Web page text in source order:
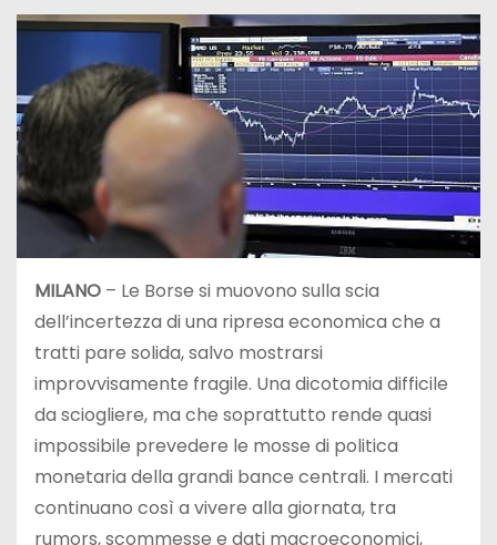
MILANO – Le Borse si muovono sulla scia
dell’incertezza di una ripresa economica che a
tratti pare solida, salvo mostrarsi
improvvisamente fragile. Una dicotomia difficile
da sciogliere, ma che soprattutto rende quasi
impossibile prevedere le mosse di politica
monetaria della grandi bance centrali. I mercati
continuano così a vivere alla giornata, tra
rumors, scommesse e dati macroeconomici,